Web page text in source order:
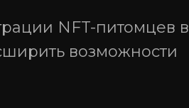
NFT-питомцев в
возможности